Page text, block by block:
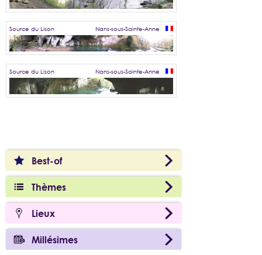
Best-of
Thèmes
Lieux
Millésimes
Source du Lison Nans-sous-Sainte-Anne
Source du Lison Nans-sous-Sainte-Anne